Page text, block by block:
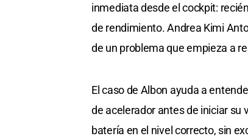
inmediata desde el cockpit:
de rendimiento. Andrea Kimi
de un problema que empieza a
El caso de Albon ayuda a
de acelerador antes de iniciar su
batería en el nivel correcto, sin